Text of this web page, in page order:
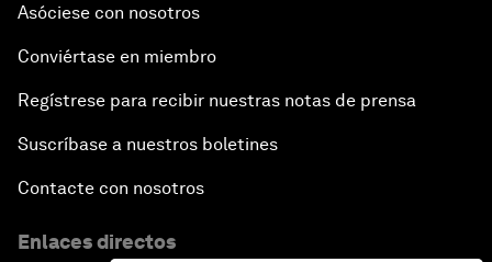
Asóciese con nosotros
Conviértase en miembro
Regístrese para recibir nuestras notas de prensa
Suscríbase a nuestros boletines
Contacte con nosotros
Enlaces directos